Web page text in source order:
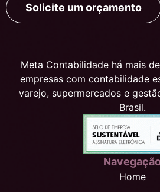
Solicite um orçamento
Meta Contabilidade há mais
empresas com contabilidade
varejo, supermercados e
Brasil.
Home